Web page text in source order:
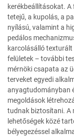
kerékbeállításokat.
tetejű, a kupolás, a
nyílású, valamint a
pedálos
karcolásálló
felületek – további
mérnöki csapata az
terveket egyedi
anyagtudományban
megoldások
tudnak biztosítani. A
lehetőségek közé
bélyegezéssel